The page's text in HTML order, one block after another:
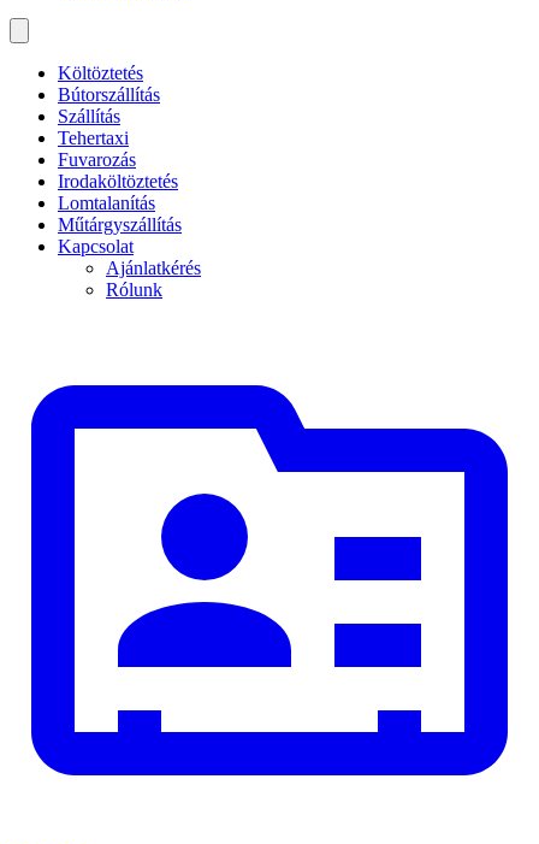
Költöztetés
Bútorszállítás
Szállítás
Tehertaxi
Fuvarozás
Irodaköltöztetés
Lomtalanítás
Műtárgyszállítás
Kapcsolat
Ajánlatkérés
Rólunk